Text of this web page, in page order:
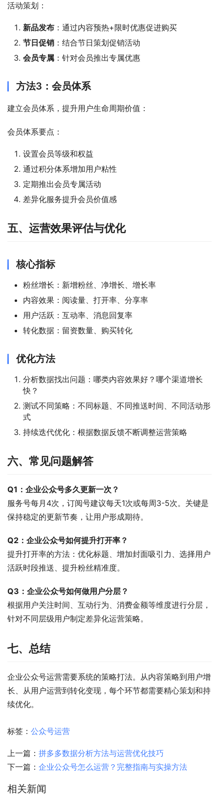
活动策划：
新品发布 ：通过内容预热+限时优惠促进购买
节日促销 ：结合节日策划促销活动
会员专属 ：针对会员推出专属优惠
方法3：会员体系
建立会员体系，提升用户生命周期价值：
会员体系要点：
设置会员等级和权益
通过积分体系增加用户粘性
定期推出会员专属活动
差异化服务提升会员价值感
五、运营效果评估与优化
核心指标
粉丝增长：新增粉丝、净增长、增长率
内容效果：阅读量、打开率、分享率
用户活跃：互动率、消息回复率
转化数据：留资数量、购买转化
优化方法
分析数据找出问题：哪类内容效果好？哪个渠道增长
快？
测试不同策略：不同标题、不同推送时间、不同活动形
式
持续迭代优化：根据数据反馈不断调整运营策略
六、常见问题解答
Q1：企业公众号多久更新一次？
服务号每月4次，订阅号建议每天1次或每周3-5次。关键是
保持稳定的更新节奏，让用户形成期待。
Q2：企业公众号如何提升打开率？
提升打开率的方法：优化标题、增加封面吸引力、选择用户
活跃时段推送、提升粉丝精准度。
Q3：企业公众号如何做用户分层？
根据用户关注时间、互动行为、消费金额等维度进行分层，
针对不同层级用户制定差异化运营策略。
七、总结
企业公众号运营需要系统的策略打法。从内容策略到用户增
长、从用户运营到转化变现，每个环节都需要精心策划和持
续优化。
标签： 公众号运营
上一篇： 拼多多数据分析方法与运营优化技巧
下一篇： 企业公众号怎么运营？完整指南与实操方法
相关新闻